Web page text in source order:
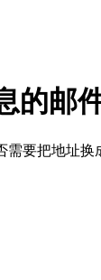
的邮
要把地址